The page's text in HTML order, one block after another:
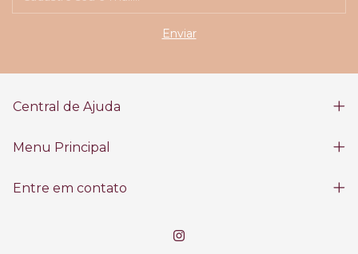
Central de Ajuda
Menu Principal
Entre em contato